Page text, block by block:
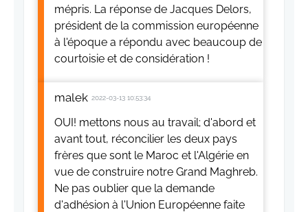
mépris. La réponse de Jacques Delors,
président de la commission européenne
à l'époque a répondu avec beaucoup de
courtoisie et de considération !
malek 2022-03-13 10:53:34
OUI! mettons nous au travail; d'abord et
avant tout, réconcilier les deux pays
frères que sont le Maroc et l'Algérie en
vue de construire notre Grand Maghreb.
Ne pas oublier que la demande
d'adhésion à l'Union Européenne faite